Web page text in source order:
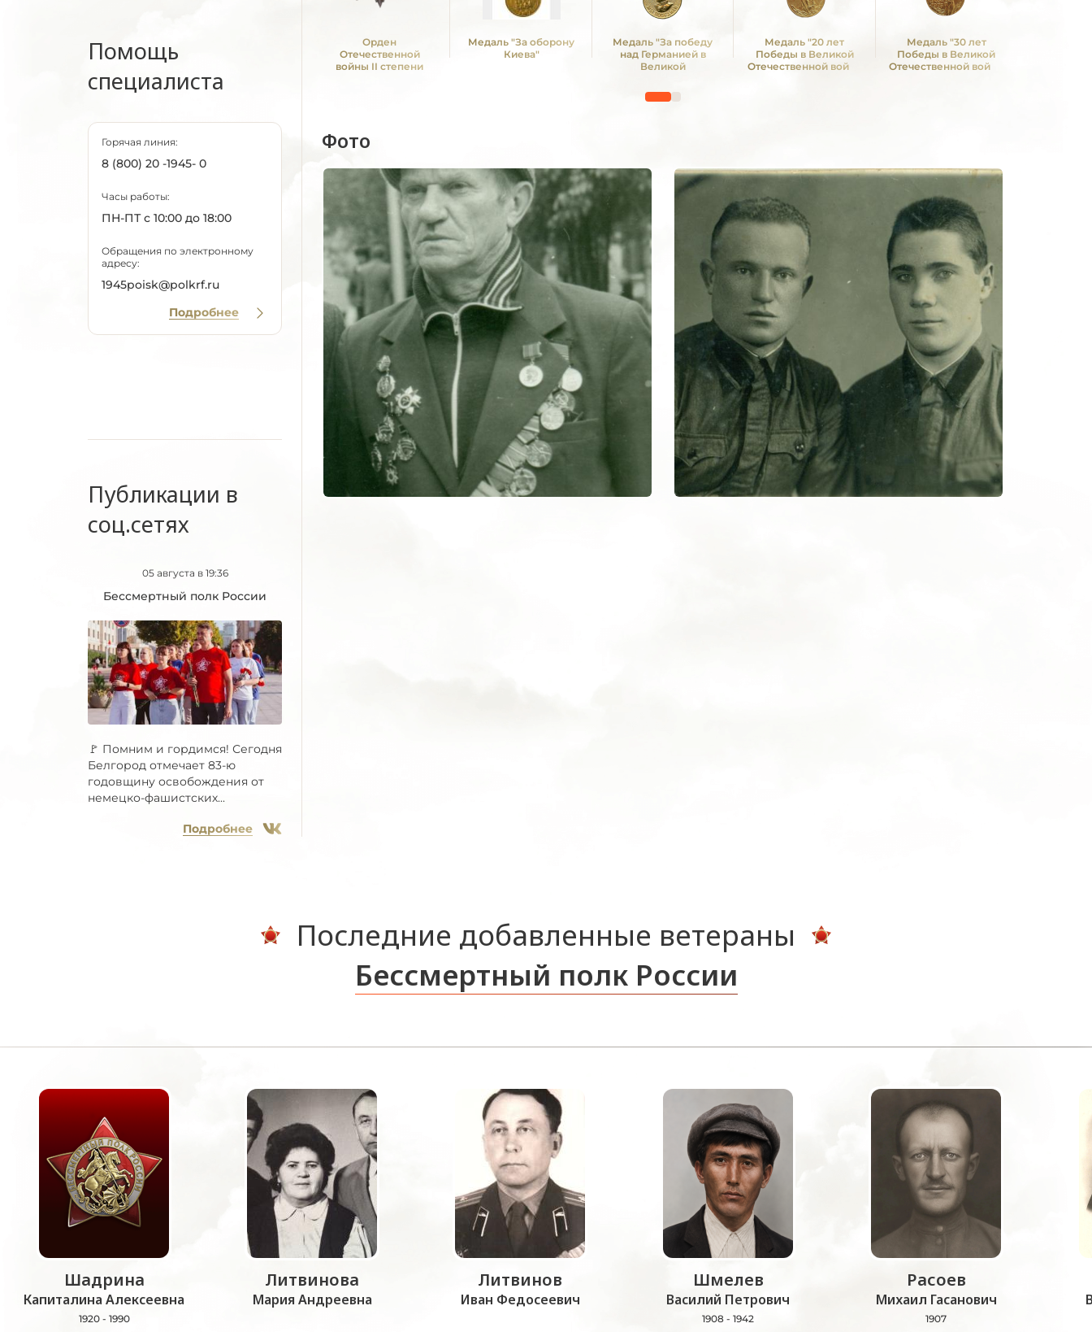
Помощь
специалиста
Горячая линия:
8 (800) 20 -1945- 0
Часы работы:
ПН-ПТ с 10:00 до 18:00
Обращения по электронному
адресу:
1945poisk@polkrf.ru
Подробнее
Публикации в
соц.сетях
05 августа в 19:36
Бессмертный полк России
🚩 Помним и гордимся! Сегодня
Белгород отмечает 83-ю
годовщину освобождения от
немецко-фашистских...
Подробнее
Орден
Отечественной
войны II степени
Медаль "За оборону
Киева"
Медаль "За победу
над Германией в
Великой
1941 -1945 гг."
Медаль "20 лет
Победы в Великой
Отечественной войне
Медаль "30 лет
Победы в Великой
Отечественной войне
Фото
Последние добавленные ветераны
Бессмертный полк России
Шадрина
Капиталина Алексеевна
1920 - 1990
Литвинова
Мария Андреевна
Литвинов
Иван Федосеевич
Шмелев
Василий Петрович
1908 - 1942
Расоев
Михаил Гасанович
1907